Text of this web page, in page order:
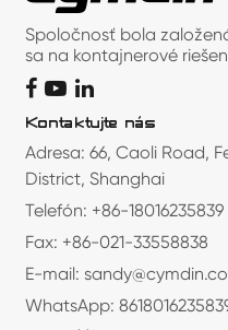
Spoločnosť bola
sa na kontajnerové
Kontaktujte nás
Adresa: 66, Caoli Road,
District, Shanghai
Telefón: +86-18016235839
Fax: +86-021-33558838
E-mail:
WhatsApp: